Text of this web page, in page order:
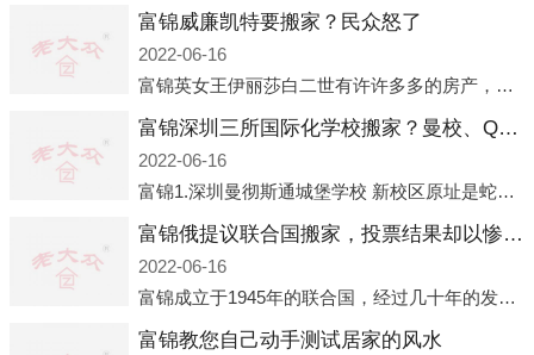
富锦威廉凯特要搬家？民众怒了
2022-06-16
富锦英女王伊丽莎白二世有许许多多的房产，遍布英国各地。而作为英女王的亲孙子、未来的英国国王，威廉王子自然也能享受到女王的房产。目前，威廉凯特以及三个孩子有两个经常居住的地点，一处是位于伦敦的肯辛顿宫，一处
富锦深圳三所国际化学校搬家？曼校、QSI、南山中英文搬走了
2022-06-16
富锦1.深圳曼彻斯通城堡学校 新校区原址是蛇口国际据悉，此次曼彻斯通城堡学校搬迁到蛇口新校区的开办与蛇口外籍人员子女学校（蛇口国际）有很大的关联。2021年，太子湾实验部就宣布在2022年正式并入蛇口外籍
富锦俄提议联合国搬家，投票结果却以惨败收场
2022-06-16
富锦成立于1945年的联合国，经过几十年的发展，如今拥有193个成员国。拥有如此众多会员国的联合国，可以说是世界上最具代表性的国际组织，也是世界上分量最重、有着较高话语权的国际组织。但以美国为首的西方国家
富锦教您自己动手测试居家的风水